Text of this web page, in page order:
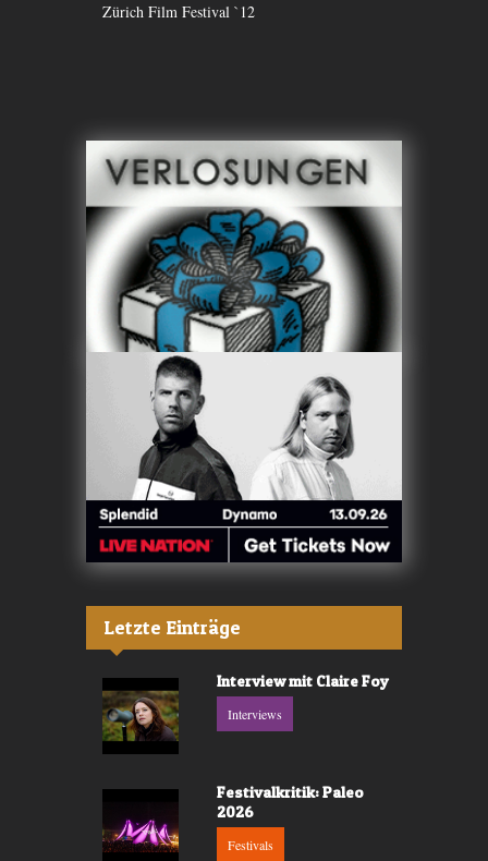
Zürich Film Festival `12
Letzte Einträge
Interview mit Claire Foy
Interviews
Festivalkritik: Paleo
2026
Festivals